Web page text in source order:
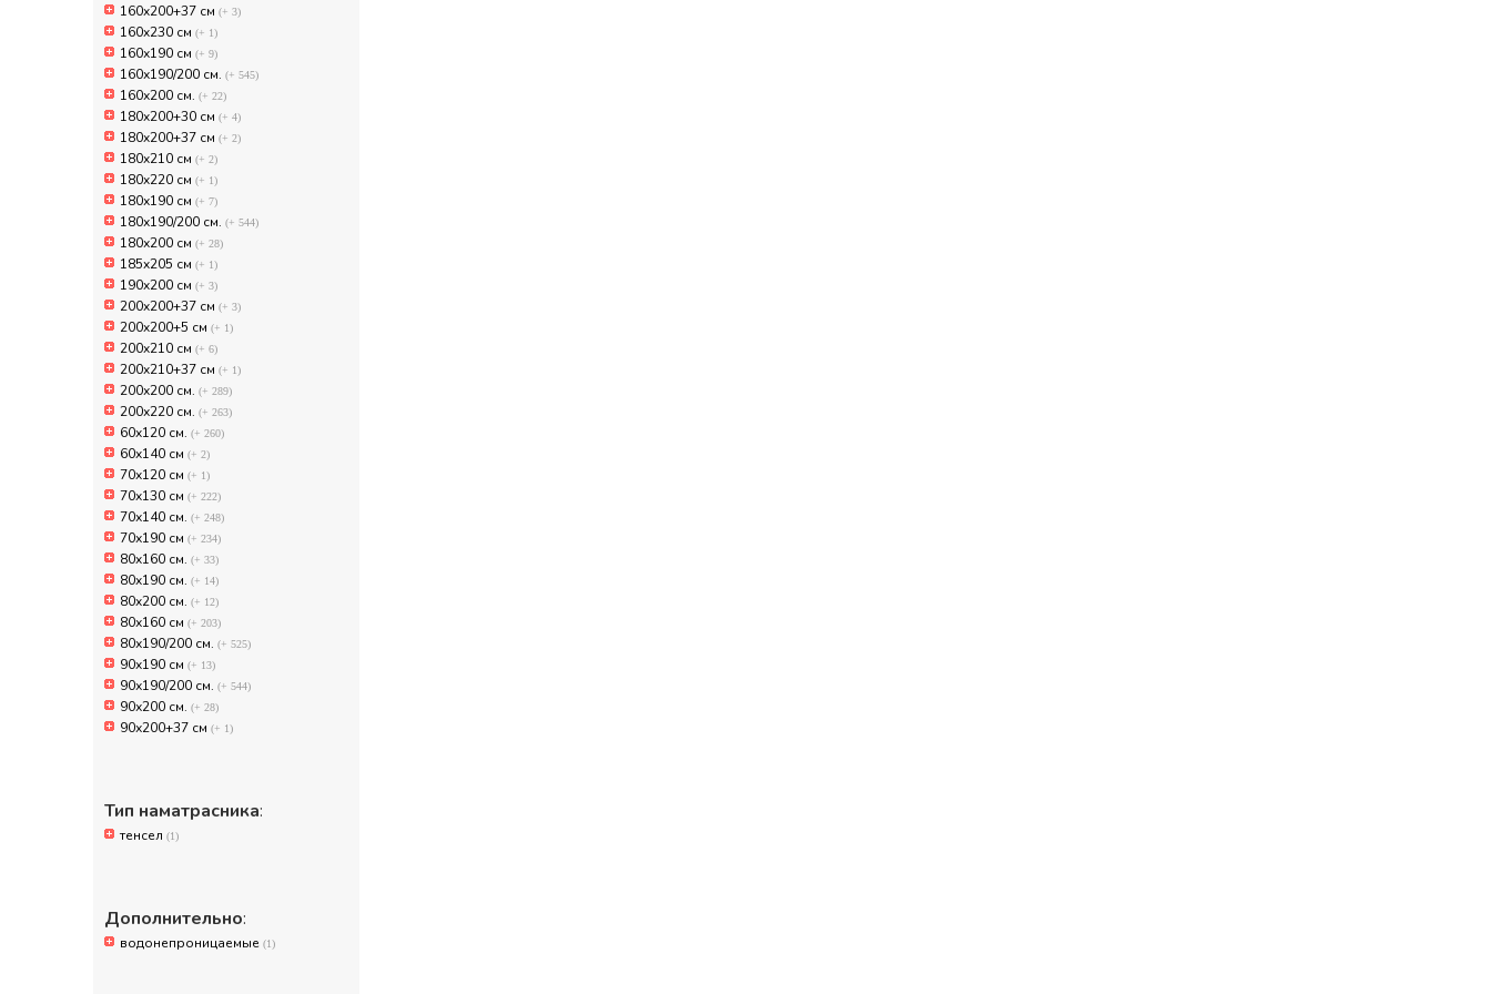
160x200+37 см (+ 3)
160x230 см (+ 1)
160х190 см (+ 9)
160х190/200 см. (+ 545)
160х200 см. (+ 22)
180x200+30 см (+ 4)
180x200+37 см (+ 2)
180x210 см (+ 2)
180x220 см (+ 1)
180х190 см (+ 7)
180х190/200 см. (+ 544)
180х200 см (+ 28)
185x205 см (+ 1)
190x200 см (+ 3)
200x200+37 см (+ 3)
200x200+5 см (+ 1)
200x210 см (+ 6)
200x210+37 см (+ 1)
200х200 см. (+ 289)
200х220 см. (+ 263)
60x120 см. (+ 260)
60x140 см (+ 2)
70x120 см (+ 1)
70x130 см (+ 222)
70х140 см. (+ 248)
70х190 см (+ 234)
80x160 см. (+ 33)
80x190 см. (+ 14)
80x200 см. (+ 12)
80х160 см (+ 203)
80х190/200 см. (+ 525)
90x190 см (+ 13)
90х190/200 см. (+ 544)
90х200 см. (+ 28)
90х200+37 см (+ 1)
Тип наматрасника:
тенсел (1)
Дополнительно:
водонепроницаемые (1)